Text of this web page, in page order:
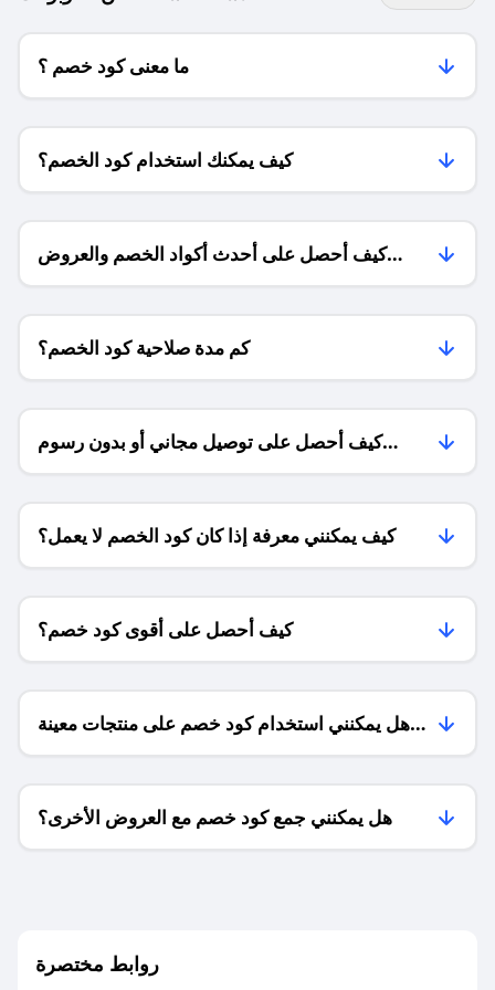
ما معنى كود خصم ؟
كيف يمكنك استخدام كود الخصم؟
كيف أحصل على أحدث أكواد الخصم والعروض
للمتاجر؟
كم مدة صلاحية كود الخصم؟
كيف أحصل على توصيل مجاني أو بدون رسوم
الشحن ؟
كيف يمكنني معرفة إذا كان كود الخصم لا يعمل؟
كيف أحصل على أقوى كود خصم؟
هل يمكنني استخدام كود خصم على منتجات معينة
فقط؟
هل يمكنني جمع كود خصم مع العروض الأخرى؟
روابط مختصرة